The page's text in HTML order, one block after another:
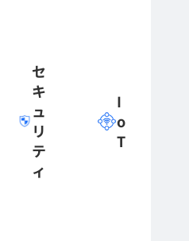
セ
キ
ュ
リ
テ
ィ
I
o
T